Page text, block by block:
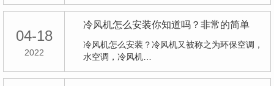
04-18
2022
冷风机怎么安装你知道吗？非常的简单
冷风机怎么安装？冷风机又被称之为环保空调，
水空调，冷风机…